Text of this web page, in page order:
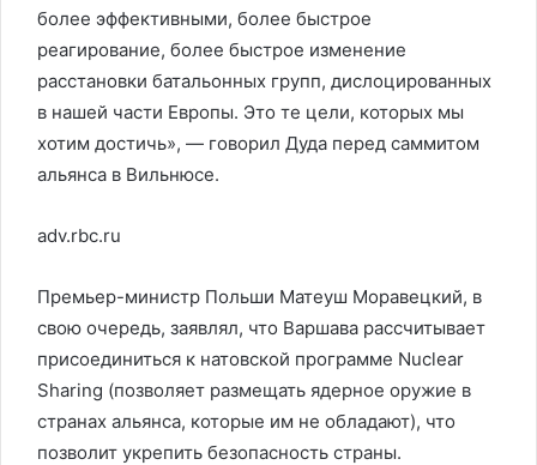
более эффективными, более быстрое
реагирование, более быстрое изменение
расстановки батальонных групп, дислоцированных
в нашей части Европы. Это те цели, которых мы
хотим достичь», — говорил Дуда перед саммитом
альянса в Вильнюсе.
adv.rbc.ru
Премьер-министр Польши Матеуш Моравецкий, в
свою очередь, заявлял, что Варшава рассчитывает
присоединиться к натовской программе Nuclear
Sharing (позволяет размещать ядерное оружие в
странах альянса, которые им не обладают), что
позволит укрепить безопасность страны.